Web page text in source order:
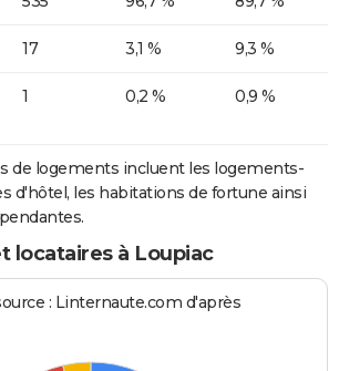
17 3,1 % 9,3 %
1 0,2 % 0,9 %
de logements incluent les logements-
d'hôtel, les habitations de fortune ainsi
locataires à Loupiac
: Linternaute.com d'après